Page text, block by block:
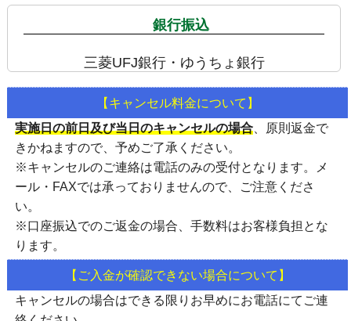
銀行振込
三菱UFJ銀行・ゆうちょ銀行
【キャンセル料金について】
実施日の前日及び当日のキャンセルの場合
原則返金で
きかねますので、予めご了承ください。
※キャンセルのご連絡は電話のみの受付となります。メ
ール・FAXでは承っておりませんので、ご注意くださ
い。
※口座振込でのご返金の場合、手数料はお客様負担とな
ります。
【ご入金が確認できない場合について】
キャンセルの場合はできる限りお早めにお電話にてご連